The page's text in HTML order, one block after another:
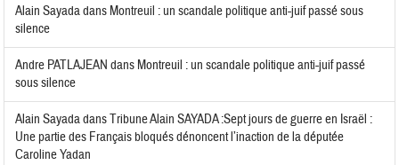
Alain Sayadadans Montreuil : un scandale politique anti-juif passé sous
silence
Andre PATLAJEAN dans Montreuil : un scandale politique anti-juif passé
sous silence
Alain SayadadansTribune Alain SAYADA :Sept jours de guerre en Israël :
Une partie des Français bloqués dénoncent l’inaction de la députée
Caroline Yadan